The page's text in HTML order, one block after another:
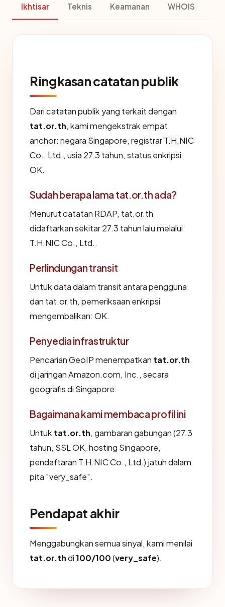
Ikhtisar Teknis Keamanan WHOIS
Ringkasan catatan publik
Dari catatan publik yang terkait dengan
tat.or.th, kami mengekstrak empat
anchor: negara Singapore, registrar T.H.NIC
Co., Ltd., usia 27.3 tahun, status enkripsi
OK.
Sudah berapa lama tat.or.th ada?
Menurut catatan RDAP, tat.or.th
didaftarkan sekitar 27.3 tahun lalu melalui
T.H.NIC Co., Ltd..
Perlindungan transit
Untuk data dalam transit antara pengguna
dan tat.or.th, pemeriksaan enkripsi
mengembalikan: OK.
Penyedia infrastruktur
Pencarian GeoIP menempatkan tat.or.th
di jaringan Amazon.com, Inc., secara
geografis di Singapore.
Bagaimana kami membaca profil ini
Untuk tat.or.th, gambaran gabungan (27.3
tahun, SSL OK, hosting Singapore,
pendaftaran T.H.NIC Co., Ltd.) jatuh dalam
pita "very_safe".
Pendapat akhir
Menggabungkan semua sinyal, kami menilai
tat.or.thdi100/100(very_safe).